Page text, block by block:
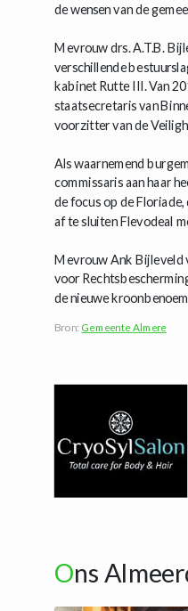
de wensen van de
Mevrouw drs. A.T.B.
verschillende
kabinet Rutte III. Van
staatsecretaris van
voorzitter van de
Als waarnemend
commissaris aan haar
de focus op de
af te sluiten Flevodeal
Mevrouw Ank Bijleveld
voor
de nieuwe
Bron: Gemeente Almere
Ons